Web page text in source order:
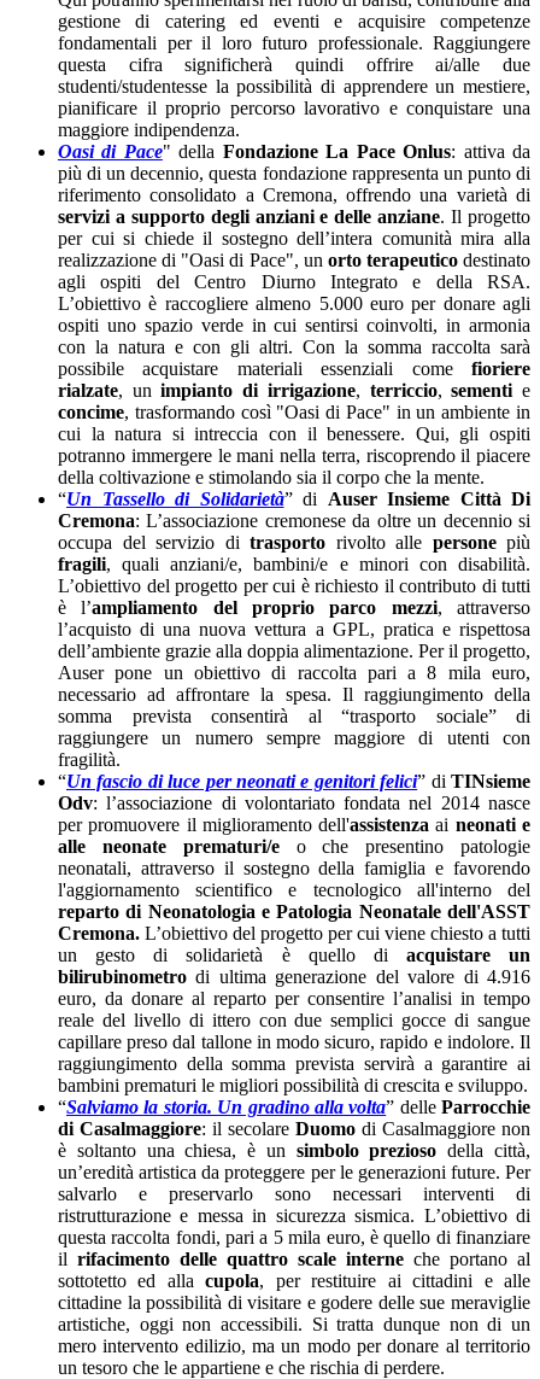
gestione di catering ed eventi e acquisire competenze
fondamentali per il loro futuro professionale. Raggiungere
questa cifra significherà quindi offrire ai/alle due
studenti/studentesse la possibilità di apprendere un mestiere,
pianificare il proprio percorso lavorativo e conquistare una
maggiore indipendenza.
Oasi di Pace" della Fondazione La Pace Onlus: attiva da
più di un decennio, questa fondazione rappresenta un punto di
riferimento consolidato a Cremona, offrendo una varietà di
servizi a supporto degli anziani e delle anziane. Il progetto
per cui si chiede il sostegno dell’intera comunità mira alla
realizzazione di "Oasi di Pace", un orto terapeuticodestinato
agli ospiti del Centro Diurno Integrato e della RSA.
L’obiettivo è raccogliere almeno 5.000 euro per donare agli
ospiti uno spazio verde in cui sentirsi coinvolti, in armonia
con la natura e con gli altri. Con la somma raccolta sarà
possibile acquistare materiali essenziali come fioriere
rialzate, unimpianto di irrigazione, terriccio,sementie
concime, trasformando così "Oasi di Pace" in un ambiente in
cui la natura si intreccia con il benessere. Qui, gli ospiti
potranno immergere le mani nella terra, riscoprendo il piacere
della coltivazione e stimolando sia il corpo che la mente.
“Un Tassello di Solidarietà” di Auser Insieme Città Di
Cremona: L’associazione cremonese da oltre un decennio si
occupa del servizio di trasporto rivolto alle persone più
fragili, quali anziani/e, bambini/e e minori con disabilità.
L’obiettivo del progetto per cui è richiesto il contributo di tutti
è l’ampliamento del proprio parco mezzi, attraverso
l’acquisto di una nuova vettura a GPL, pratica e rispettosa
dell’ambiente grazie alla doppia alimentazione. Per il progetto,
Auser pone un obiettivo di raccolta pari a 8 mila euro,
necessario ad affrontare la spesa. Il raggiungimento della
somma prevista consentirà al “trasporto sociale” di
raggiungere un numero sempre maggiore di utenti con
fragilità.
“Un fascio di luce per neonati e genitori felici” diTINsieme
Odv: l’associazione di volontariato fondata nel 2014 nasce
per promuovere il miglioramento dell'assistenza ai neonati e
alle neonate prematuri/eo che presentino patologie
neonatali, attraverso il sostegno della famiglia e favorendo
l'aggiornamento scientifico e tecnologico all'interno del
reparto di Neonatologia e Patologia Neonatale dell'ASST
Cremona. L’obiettivo del progetto per cui viene chiesto a tutti
un gesto di solidarietà è quello di acquistare un
bilirubinometro di ultima generazione del valore di 4.916
euro, da donare al reparto per consentire l’analisi in tempo
reale del livello di ittero con due semplici gocce di sangue
capillare preso dal tallone in modo sicuro, rapido e indolore. Il
raggiungimento della somma prevista servirà a garantire ai
bambini prematuri le migliori possibilità di crescita e sviluppo.
“Salviamo la storia. Un gradino alla volta” delle Parrocchie
di Casalmaggiore: il secolare Duomo di Casalmaggiore non
è soltanto una chiesa, è un simbolo prezioso della città,
un’eredità artistica da proteggere per le generazioni future. Per
salvarlo e preservarlo sono necessari interventi di
ristrutturazione e messa in sicurezza sismica. L’obiettivo di
questa raccolta fondi, pari a 5 mila euro, è quello di finanziare
il rifacimento delle quattro scale interne che portano al
sottotetto ed allacupola, per restituire ai cittadini e alle
cittadine la possibilità di visitare e godere delle sue meraviglie
artistiche, oggi non accessibili. Si tratta dunque non di un
mero intervento edilizio, ma un modo per donare al territorio
un tesoro che le appartiene e che rischia di perdere.